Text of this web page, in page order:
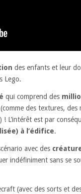
des enfants et leur
Lego.
qui comprend des
des textures, des
L’intérêt est par
à l’édifice.
avec des
indéfiniment sans se
(avec des sorts et